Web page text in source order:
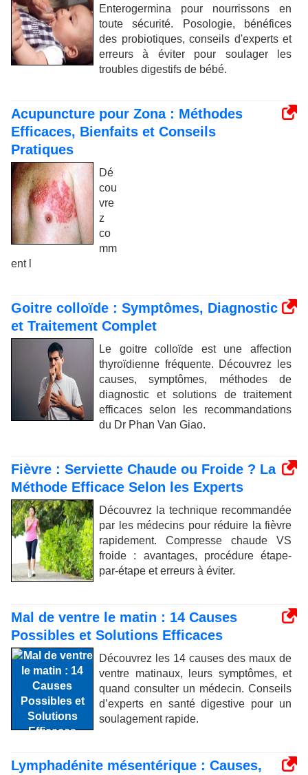
Enterogermina pour nourrissons en
toute sécurité. Posologie, bénéfices
des probiotiques, conseils d'experts et
erreurs à éviter pour soulager les
troubles digestifs de bébé.
Acupuncture pour Zona : Méthodes
Efficaces, Bienfaits et Conseils
Pratiques
Dé
cou
vre
z
co
mm
ent l
Goitre colloïde : Symptômes, Diagnostic
et Traitement Complet
Le goitre colloïde est une affection
thyroïdienne fréquente. Découvrez les
causes, symptômes, méthodes de
diagnostic et solutions de traitement
efficaces selon les recommandations
du Dr Phan Van Giao.
Fièvre : Serviette Chaude ou Froide ? La
Méthode Efficace Selon les Experts
Découvrez la technique recommandée
par les médecins pour réduire la fièvre
rapidement. Compresse chaude VS
froide : avantages, procédure étape-
par-étape et erreurs à éviter.
Mal de ventre le matin : 14 Causes
Possibles et Solutions Efficaces
Découvrez les 14 causes des maux de
ventre matinaux, leurs symptômes, et
quand consulter un médecin. Conseils
d’experts en santé digestive pour un
soulagement rapide.
Lymphadénite mésentérique : Causes,